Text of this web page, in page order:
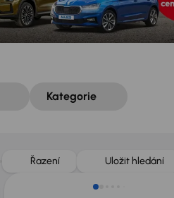
Kategorie
Řazení Uložit hledání
Možnost odpočtu DPH